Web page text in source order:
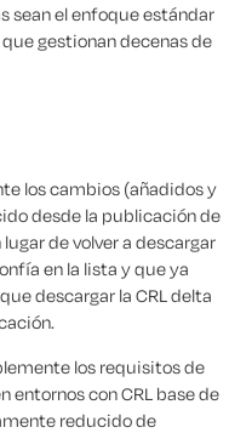
sean el enfoque estándar
gestionan decenas de
los cambios (añadidos y
desde la publicación de
de volver a descargar
en la lista y que ya
descargar la CRL delta
los requisitos de
entornos con CRL base de
reducido de